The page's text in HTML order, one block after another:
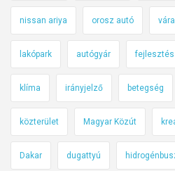
nissan ariya orosz autó
lakópark autógyár fejlesztés
klíma irányjelző betegség
közterület Magyar Közút
Dakar dugattyú